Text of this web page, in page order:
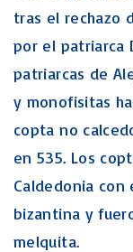
tras el rechazo
por el patriarca
patriarcas de
y monofisitas
copta no
en 535. Los
Caldedonia
bizantina y
melquita.